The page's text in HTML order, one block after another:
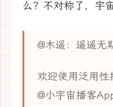
么？不对称了，宇
@木遥：遥遥无
欢迎使用泛用性
@小宇宙播客